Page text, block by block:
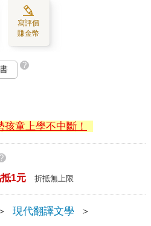
寫評價
賺金幣
?
童上學不中斷！
?
1元 折抵無上限
現代翻譯文學
＞